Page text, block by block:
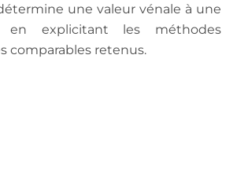
une valeur vénale à une
en explicitant les méthodes
comparables retenus.